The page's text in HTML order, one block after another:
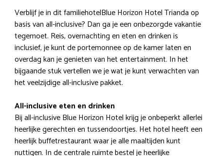
Verblijf je in dit familiehotelBlue Horizon Hotel Trianda op
basis van all-inclusive? Dan ga je een onbezorgde vakantie
tegemoet. Reis, overnachting en eten en drinken is
inclusief, je kunt de portemonnee op de kamer laten en
overdag kan je genieten van het entertainment. In het
bijgaande stuk vertellen we je wat je kunt verwachten van
het veelzijdige all-inclusive pakket.
All-inclusive eten en drinken
Bij all-inclusive Blue Horizon Hotel krijg je onbeperkt allerlei
heerlijke gerechten en tussendoortjes. Het hotel heeft een
heerlijk buffetrestaurant waar je alle maaltijden kunt
nuttigen. In de centrale ruimte bestel je heerlijke